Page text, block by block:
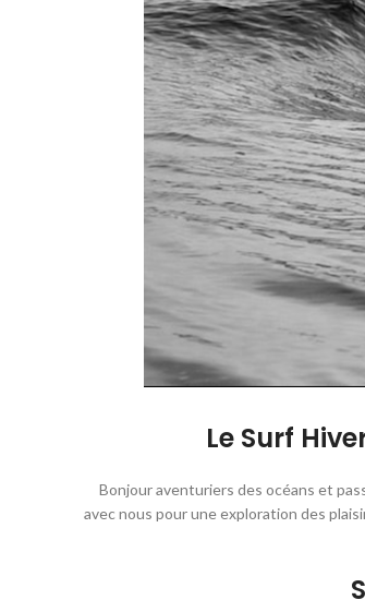
Le Surf
Bonjour aventuriers des océans et
avec nous pour une exploration des